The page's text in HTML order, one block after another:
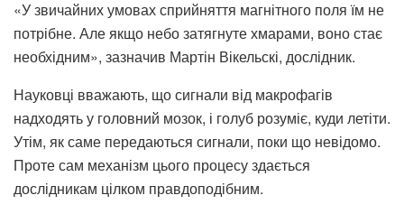
«У звичайних умовах сприйняття магнітного поля їм не
потрібне. Але якщо небо затягнуте хмарами, воно стає
необхідним», зазначив Мартін Вікельскі, дослідник.
Науковці вважають, що сигнали від макрофагів
надходять у головний мозок, і голуб розуміє, куди летіти.
Утім, як саме передаються сигнали, поки що невідомо.
Проте сам механізм цього процесу здається
дослідникам цілком правдоподібним.